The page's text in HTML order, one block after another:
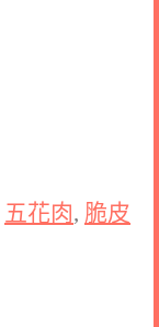
五花肉, 脆皮